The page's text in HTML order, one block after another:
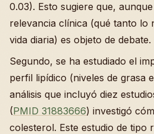
0.03). Esto sugiere que,
relevancia clínica (qué tanto lo
vida diaria) es objeto de debate.
Segundo, se ha estudiado el
perfil lipídico (niveles de grasa
análisis que incluyó diez
(PMID 31883666) investigó
colesterol. Este estudio de tipo